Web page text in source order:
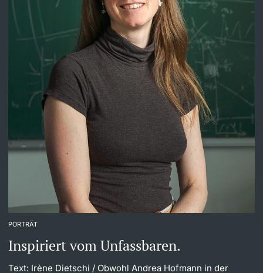
PORTRÄT
Inspiriert vom Unfassbaren.
Text: Irène Dietschi / Obwohl Andrea Hofmann in der